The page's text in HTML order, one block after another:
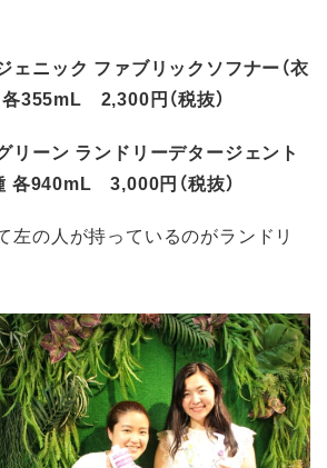
ニック ファブリックソフナー（衣
355mL 2,300円（税抜）
ーン ランドリーデタージェント
各940mL 3,000円（税抜）
の人が持っているのがランドリ